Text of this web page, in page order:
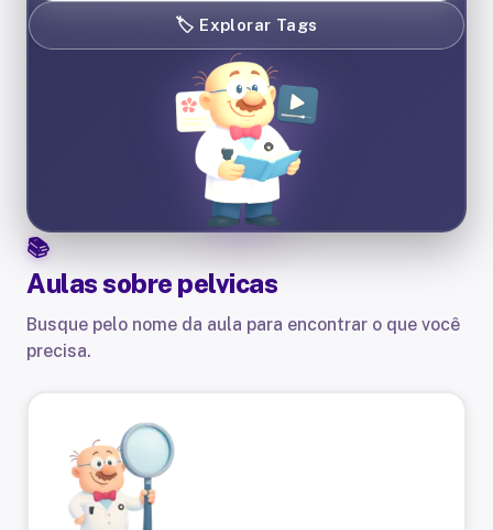
🏷️ Explorar Tags
Aulas sobre pelvicas
Busque pelo nome da aula para encontrar o que você
precisa.